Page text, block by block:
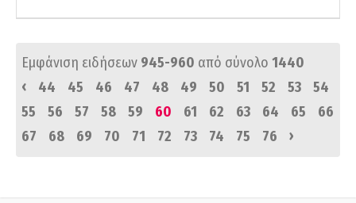
Εμφάνιση ειδήσεων 945-960 από σύνολο 1440
‹
44 45 46 47 48 49 50 51 52 53
54
55
56 57 58 59 60 61 62 63 64 65
66
67
68 69 70 71 72 73 74 75 76 ›